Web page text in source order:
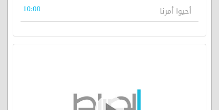
أحيوا أمرنا 10:00